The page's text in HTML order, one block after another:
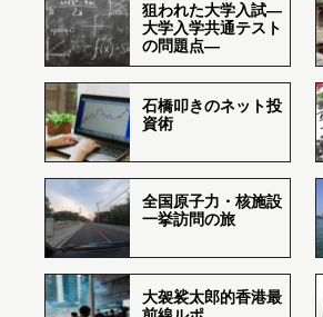
狙われた大学入試―
大学入学共通テスト
の問題点―
石橋叩きのネット投
資術
全国原子力・核施設
一挙訪問の旅
大袈裟太郎的香港最